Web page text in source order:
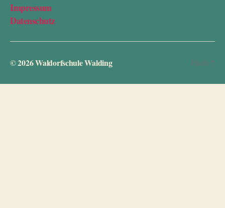
Impressum
Datenschutz
© 2026Waldorfschule Walding Hoch ↑